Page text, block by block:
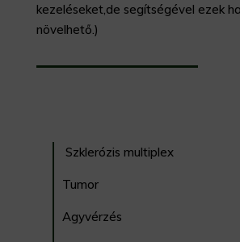
kezeléseket,de segítségével ezek
növelhető.)
Szklerózis multiplex
Tumor
Agyvérzés